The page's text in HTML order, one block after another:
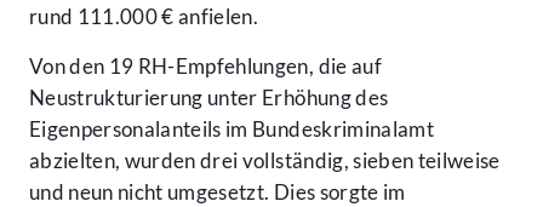
rund 111.000 € anfielen.
Von den 19 RH-Empfehlungen, die auf
Neustrukturierung unter Erhöhung des
Eigenpersonalanteils im Bundeskriminalamt
abzielten, wurden drei vollständig, sieben teilweise
und neun nicht umgesetzt. Dies sorgte im